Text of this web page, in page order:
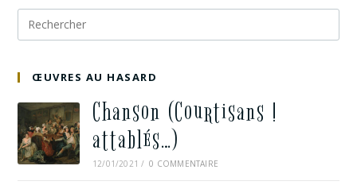
ŒUVRES AU HASARD
Chanson (Courtisans !
attablés…)
12/01/2021 / 0 COMMENTAIRE